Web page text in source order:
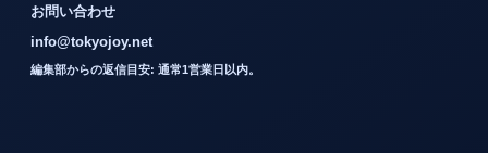
お問い合わせ
info@tokyojoy.net
編集部からの返信目安: 通常1営業日以内。